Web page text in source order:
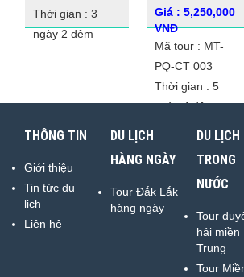
Thời gian : 3
ngày 2 đêm
Giá : 5,250,000
VNĐ
Mã tour : MT-
PQ-CT 003
Thời gian : 5
ngày 4 đêm
THÔNG TIN
Giới thiệu
Tin tức du
lịch
Liên hệ
DU LỊCH
HÀNG NGÀY
Tour Đắk Lắk
hàng ngày
DU LỊCH
TRONG
NƯỚC
Tour
hải miền
Trung
Tour